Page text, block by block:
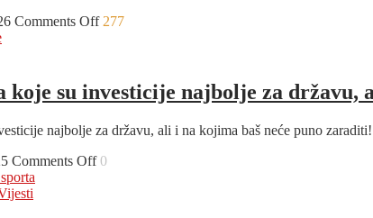
Comments Offon
MOGLA
GLAVA
li
277
su investicije najbolje za državu,
najbolje za državu, ali i na kojima baš neće puno
Comments Offon
0